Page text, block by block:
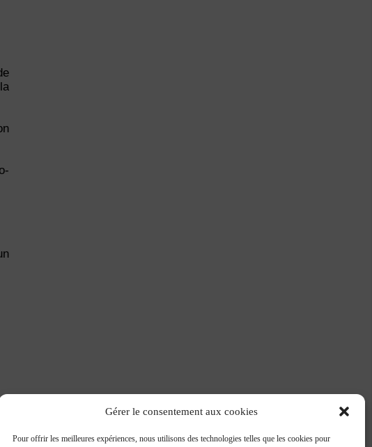
Gérer le consentement aux cookies
Pour offrir les meilleures expériences, nous utilisons des technologies telles que les cookies pour